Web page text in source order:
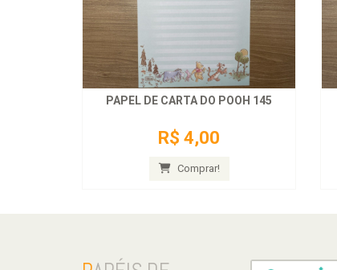
PAPEL DE CARTA DO POOH 145
R$ 4,00
Comprar!